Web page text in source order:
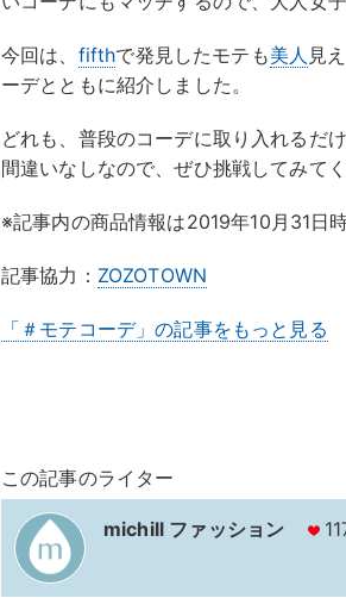
今回は、 fifthで発見したモテも美人 見
ーデとともに紹介しました。
どれも、普段のコーデに取り入れるだ
間違いなしなので、ぜひ挑戦してみて
※記事内の商品情報は2019年10月31日時
記事協力： ZOZOTOWN
「＃モテコーデ」の記事をもっと見る
この記事のライター
michill ファッション